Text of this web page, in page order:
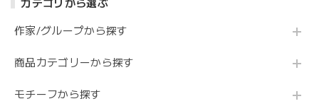
カテゴリから選ぶ
作家/グループから探す
商品カテゴリーから探す
モチーフから探す